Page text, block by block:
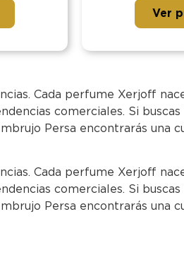
Ver
Cada perfume Xerjoff
comerciales. Si buscas
Persa encontrarás una
Cada perfume Xerjoff
comerciales. Si buscas
Persa encontrarás una